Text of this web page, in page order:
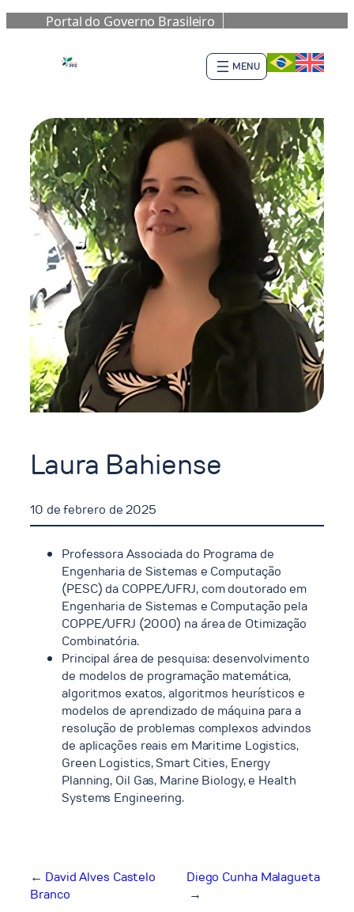
Portal do Governo Brasileiro
al
contenido
Laura Bahiense
10 de febrero de 2025
Professora Associada do Programa de
Engenharia de Sistemas e Computação
(PESC) da COPPE/UFRJ, com doutorado em
Engenharia de Sistemas e Computação pela
COPPE/UFRJ (2000) na área de Otimização
Combinatória.
Principal área de pesquisa: desenvolvimento
de modelos de programação matemática,
algoritmos exatos, algoritmos heurísticos e
modelos de aprendizado de máquina para a
resolução de problemas complexos advindos
de aplicações reais em Maritime Logistics,
Green Logistics, Smart Cities, Energy
Planning, Oil Gas, Marine Biology, e Health
Systems Engineering.
← David Alves Castelo
Branco
Diego Cunha Malagueta
→